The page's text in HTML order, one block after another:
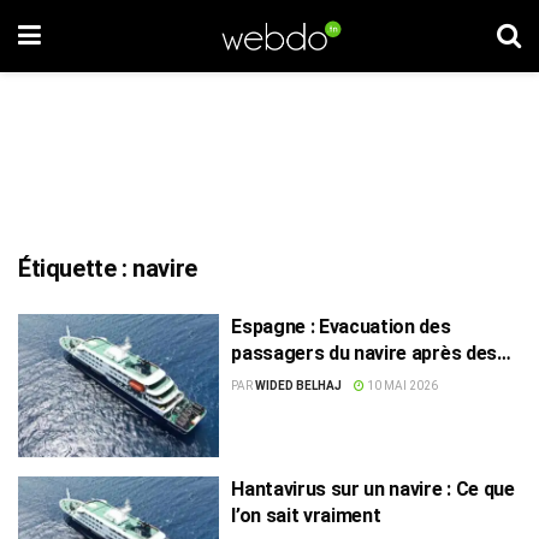
Étiquette : navire
Espagne : Evacuation des
passagers du navire après des
cas de virus Hanta
PARWIDED BELHAJ 10 MAI 2026
Hantavirus sur un navire : Ce que
l’on sait vraiment